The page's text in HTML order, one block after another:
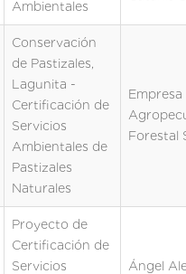
Ambientales
Conservación
de Pastizales,
Lagunita -
Certificación de
Servicios
Ambientales de
Pastizales
Naturales
Empresa
Forestal
Proyecto de
Certificación de
Servicios
Ángel